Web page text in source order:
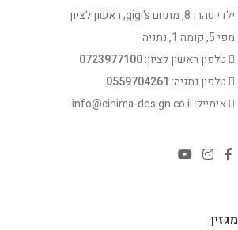
ילדי טהרן 8, מתחם gigi's, ראשון לציון
מפי 5, קומה 1, נתניה
טלפון ראשון לציון:0723977100
טלפון נתניה: 0559704261
אימייל: info@cinima-design.co.il
מגזין